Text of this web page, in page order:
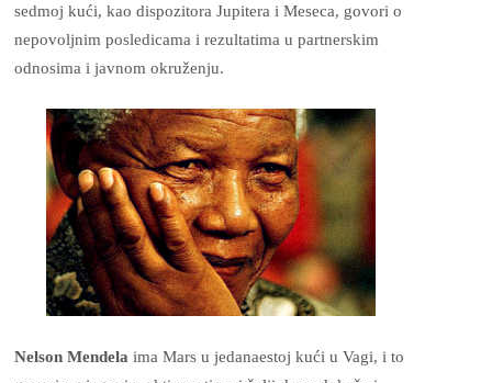
sedmoj kući, kao dispozitora Jupitera i Meseca, govori o
nepovoljnim posledicama i rezultatima u partnerskim
odnosima i javnom okruženju.
Nelson Mendela ima Mars u jedanaestoj kući u Vagi, i to